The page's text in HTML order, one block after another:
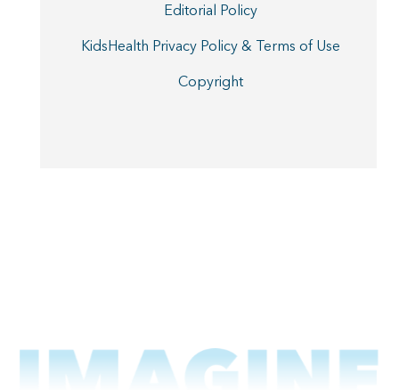
Editorial Policy
KidsHealth Privacy Policy & Terms of Use
Copyright